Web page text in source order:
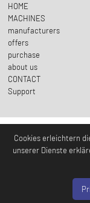
HOME
MACHINES
manufacturers
offers
purchase
about us
CONTACT
Support
Cookies erleichtern
unserer Dienste